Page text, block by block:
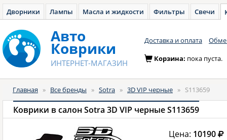
Дворники Лампы Масла и жидкости Фильтры Свечи
Авто
Коврики
ИНТЕРНЕТ-МАГАЗИН
Доставка и оплата
Корзина: пока пуста.
Главная » Все бренды » Sotra » 3D VIP черные » S113659
Коврики в салон Sotra 3D VIP черные S113659
Цена: 10190